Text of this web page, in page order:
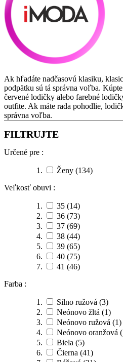
Ak hľadáte nadčasovú klasiku,
podpätku sú tá správna voľba.
červené lodičky alebo farebné
outfite. Ak máte rada pohodlie,
správna voľba.
FILTRUJTE
Určené pre :
Ženy (134)
Veľkosť obuvi :
35 (14)
36 (73)
37 (69)
38 (44)
39 (65)
40 (75)
41 (46)
Farba :
Silno ružová (3)
Neónovo žltá (1)
Neónovo ružová (1)
Neónovo oranžová
Biela (5)
Čierna (41)